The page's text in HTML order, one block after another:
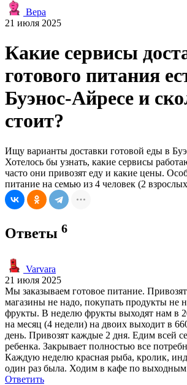
Вера
21 июля 2025
Какие сервисы
готового питания
Буэнос-Айресе и
стоит?
Ищу варианты доставки готовой еды в
Хотелось бы узнать, какие сервисы
часто они привозят еду и какие цены.
питание на семью из 4 человек (2
Ответы 6
Varvara
21 июля 2025
Мы заказываем готовое питание.
магазины не надо, покупать продукты не
фрукты. В неделю фрукты выходят нам в
на месяц (4 недели) на двоих выходит в
день. Привозят каждые 2 дня. Едим всей
ребенка. Закрывает полностью все
Каждую неделю красная рыба, кролик,
один раз была. Ходим в кафе по
Ответить